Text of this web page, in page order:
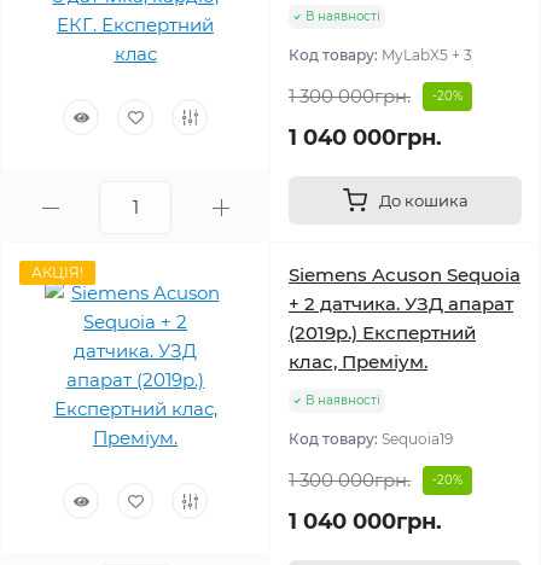
В наявності
Код товару: MyLabX5 + 3
1 300 000грн. -20%
1 040 000грн.
До кошика
АКЦІЯ!
Siemens Acuson Sequoia
+ 2 датчика. УЗД апарат
(2019р.) Експертний
клас, Преміум.
В наявності
Код товару: Sequoia19
1 300 000грн. -20%
1 040 000грн.